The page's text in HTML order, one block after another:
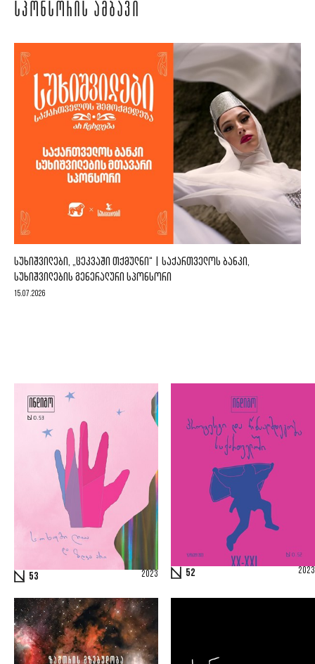
ᲡᲞᲝᲜᲡᲝᲠᲘᲡ ᲐᲛᲑᲐᲕᲘ
ᲡᲣᲮᲘᲨᲕᲘᲚᲔᲑᲘ, „ᲪᲔᲙᲕᲐᲨᲘ ᲗᲥᲛᲣᲚᲜᲘ“ | ᲡᲐᲥᲐᲠᲗᲕᲔᲚᲝᲡ ᲑᲐᲜᲙᲘ,
ᲡᲣᲮᲘᲨᲕᲘᲚᲔᲑᲘᲡ ᲒᲔᲜᲔᲠᲐᲚᲣᲠᲘ ᲡᲞᲝᲜᲡᲝᲠᲘ
15.07.2026
53 2023 52 2023